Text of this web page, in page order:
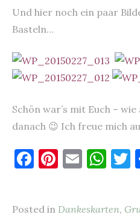
Und hier noch ein paar
Basteln…
Schön war’s mit Euch –
danach 😉 Ich freue mich
F Pi E W
Posted in Dankeskarten,